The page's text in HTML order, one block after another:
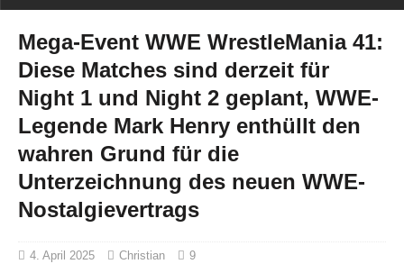
Mega-Event WWE WrestleMania 41:
Diese Matches sind derzeit für
Night 1 und Night 2 geplant, WWE-
Legende Mark Henry enthüllt den
wahren Grund für die
Unterzeichnung des neuen WWE-
Nostalgievertrags
4. April 2025 Christian 9